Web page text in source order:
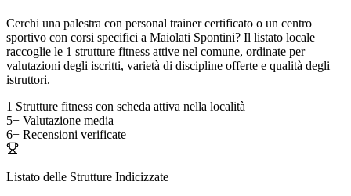
Cerchi una palestra con personal trainer certificato o un centro
sportivo con corsi specifici a Maiolati Spontini? Il listato locale
raccoglie le 1 strutture fitness attive nel comune, ordinate per
valutazioni degli iscritti, varietà di discipline offerte e qualità degli
istruttori.
1 Strutture fitness con scheda attiva nella località
5+ Valutazione media
6+ Recensioni verificate
Listato delle Strutture Indicizzate